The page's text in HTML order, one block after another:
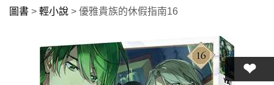
圖書 > 輕小說 > 優雅貴族的休假指南16